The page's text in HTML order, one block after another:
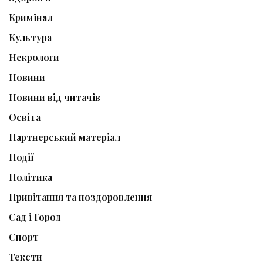
Кримінал
Культура
Некрологи
Новини
Новини від читачів
Освіта
Партнерський матеріал
Події
Політика
Привітання та поздоровлення
Сад і Город
Спорт
Тексти